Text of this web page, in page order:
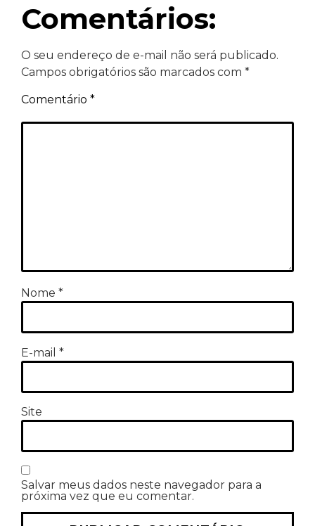
Comentários:
O seu endereço de e-mail não será publicado.
Campos obrigatórios são marcados com *
Comentário *
Nome *
E-mail *
Site
Salvar meus dados neste navegador para a
próxima vez que eu comentar.